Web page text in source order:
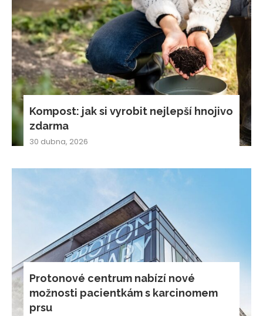
Kompost: jak si vyrobit nejlepší hnojivo
zdarma
30 dubna, 2026
Protonové centrum nabízí nové
možnosti pacientkám s karcinomem
prsu